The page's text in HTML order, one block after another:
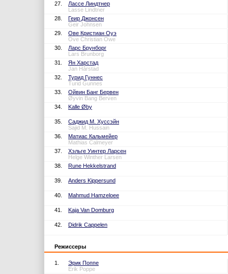
27.
Лассе Линдтнер
Lasse Lindtner
28.
Геир Джонсен
Geir Johnsen
29.
Ове Кристиан Оуэ
Ove Christian Owe
30.
Ларс Брунборг
Lars Brunborg
31.
Ян Харстад
Jan Hårstad
32.
Турид Гуннес
Turid Gunnes
33.
Ойвин Банг Бервен
Øyvin Bang Berven
34.
Kalle Øby
35.
Саджид М. Хуссэйн
Sajid M. Hussain
36.
Матиас Кальмейер
Mathias Calmeyer
37.
Хэльге Уинтер Ларсен
Helge Winther Larsen
38.
Rune Hekkelstrand
39. Anders Kippersund
40. Mahmud Hamzeloee
41. Kaja Van Domburg
42. Didrik Cappelen
Режиссеры
1.
Эрик Поппе
Erik Poppe